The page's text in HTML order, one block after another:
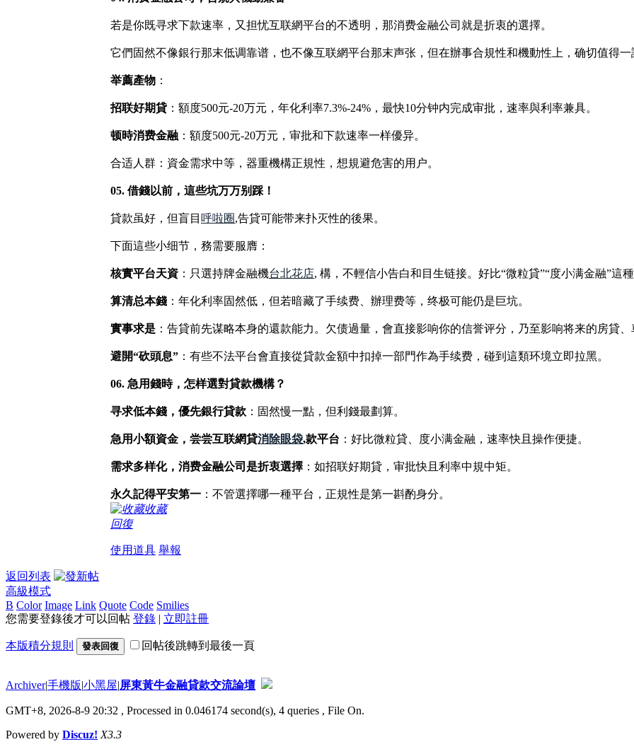
若是你既寻求下款速率，又担忧互联網平台的不透明，那消费金融公司就是折衷的選擇。
它們固然不像銀行那末低调靠谱，也不像互联網平台那末声张，但在辦事合規性和機動性上，确切值得一
举薦產物 ：
招联好期貸 ：額度500元-20万元，年化利率7.3%-24%，最快10分钟内完成审批，速率與利率兼具。
顿時消费金融 ：額度500元-20万元，审批和下款速率一样優异。
合适人群：資金需求中等，器重機構正規性，想規避危害的用户。
05. 借錢以前，這些坑万万别踩！
貸款虽好，但盲目 呼啦圈,告貸可能带来扑灭性的後果。
下面這些小细节，務需要服膺：
核實平台天資 ：只選持牌金融機台北花店, 構，不輕信小告白和目生链接。好比“微粒貸”“度小满金融”這
算清总本錢 ：年化利率固然低，但若暗藏了手续费、辦理费等，终极可能仍是巨坑。
實事求是 ：告貸前先谋略本身的還款能力。欠债過量，會直接影响你的信誉评分，乃至影响将来的房貸
避開“砍頭息” ：有些不法平台會直接從貸款金額中扣掉一部門作為手续费，碰到這類环境立即拉黑。
06. 急用錢時，怎样選對貸款機構？
寻求低本錢，優先銀行貸款 ：固然慢一點，但利錢最劃算。
急用小額資金，尝尝互联網貸消除眼袋,款平台 ：好比微粒貸、度小满金融，速率快且操作便捷。
需求多样化，消费金融公司是折衷選擇 ：如招联好期貸，审批快且利率中規中矩。
永久記得平安第一 ：不管選擇哪一種平台，正規性是第一斟酌身分。
收藏
回復
使用道具 舉報
返回列表
高級模式
B Color Image Link Quote Code Smilies
您需要登錄後才可以回帖 登錄 | 立即註冊
本版積分規則 發表回復 回帖後跳轉到最後一頁
Archiver|手機版|小黑屋|屏東黃牛金融貸款交流論壇
GMT+8, 2026-8-9 20:32 , Processed in 0.046174 second(s), 4 queries , File On.
Powered by Discuz! X3.3